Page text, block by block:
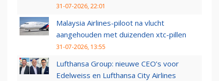
31-07-2026, 22:01
Malaysia Airlines-piloot na vlucht
aangehouden met duizenden xtc-pillen
31-07-2026, 13:55
Lufthansa Group: nieuwe CEO’s voor
Edelweiss en Lufthansa City Airlines